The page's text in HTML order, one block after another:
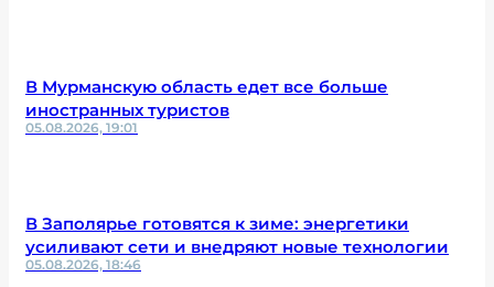
В Мурманскую область едет все больше
иностранных туристов
05.08.2026, 19:01
В Заполярье готовятся к зиме: энергетики
усиливают сети и внедряют новые технологии
05.08.2026, 18:46